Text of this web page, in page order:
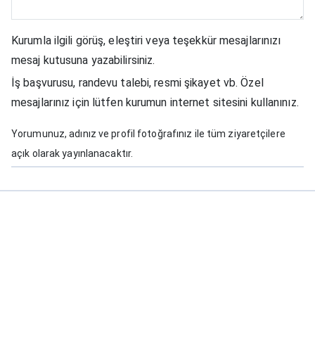
Kurumla ilgili görüş, eleştiri veya teşekkür mesajlarınızı
mesaj kutusuna yazabilirsiniz.
İş başvurusu, randevu talebi, resmi şikayet vb. Özel
mesajlarınız için lütfen kurumun internet sitesini kullanınız.
Yorumunuz, adınız ve profil fotoğrafınız ile tüm ziyaretçilere
açık olarak yayınlanacaktır.